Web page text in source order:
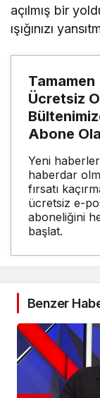
açılmış bir
ışığınızı
Tamamen
Ücretsiz
Abone
Yeni
haberdar
fırsatı
ücretsiz e-
aboneliğini
başlat.
Benzer